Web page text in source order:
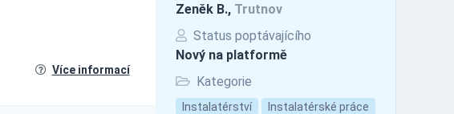
Zeněk B., Trutnov
Status poptávajícího
Nový na platformě
Kategorie
Instalatérství Instalatérské práce
Více informací